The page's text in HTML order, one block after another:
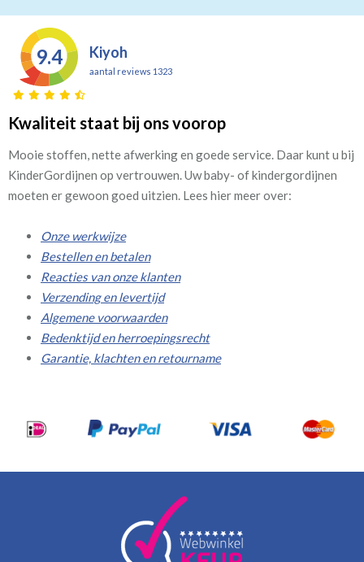
9.4 Kiyoh
aantal reviews 1323
Kwaliteit staat bij ons voorop
Mooie stoffen, nette afwerking en goede service. Daar kunt u bij
KinderGordijnen op vertrouwen. Uw baby- of kindergordijnen
moeten er gewoon goed uitzien. Lees hier meer over:
Onze werkwijze
Bestellen en betalen
Reacties van onze klanten
Verzending en levertijd
Algemene voorwaarden
Bedenktijd en herroepingsrecht
Garantie, klachten en retourname